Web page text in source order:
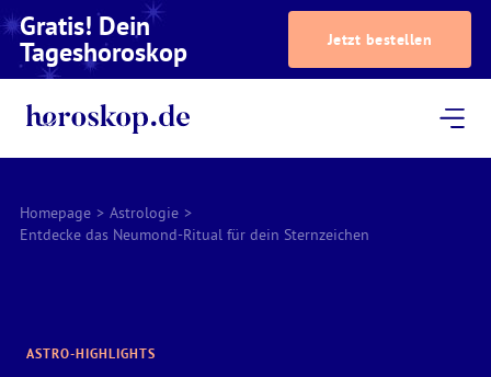
Gratis! Dein
Tageshoroskop Jetzt bestellen
Homepage > Astrologie >
Entdecke das Neumond-Ritual für dein Sternzeichen
ASTRO-HIGHLIGHTS